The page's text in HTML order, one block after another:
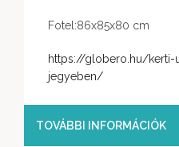
Fotel:86x85x80 cm
https://globero.hu/kerti-
jegyeben/
TOVÁBBI INFORMÁCIÓK